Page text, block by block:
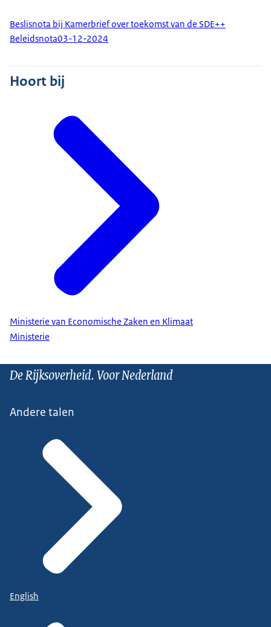
Beslisnota bij Kamerbrief over toekomst van de SDE++
Beleidsnota03-12-2024
Hoort bij
Ministerie van Economische Zaken en Klimaat
Ministerie
De Rijksoverheid. Voor Nederland
Andere talen
English